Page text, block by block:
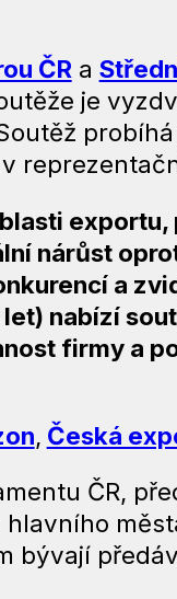
ČR a
je
exportu,
nárůst
a
nabízí
firmy a
, Česká
ČR,
bývají